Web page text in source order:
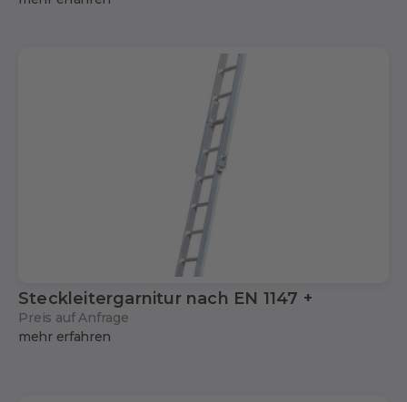
Steckleitergarnitur nach EN 1147 +
Preis auf Anfrage
mehr erfahren